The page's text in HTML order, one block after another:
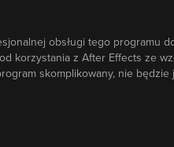
obsługi tego programu
korzystania z After Effects ze
skomplikowany, nie